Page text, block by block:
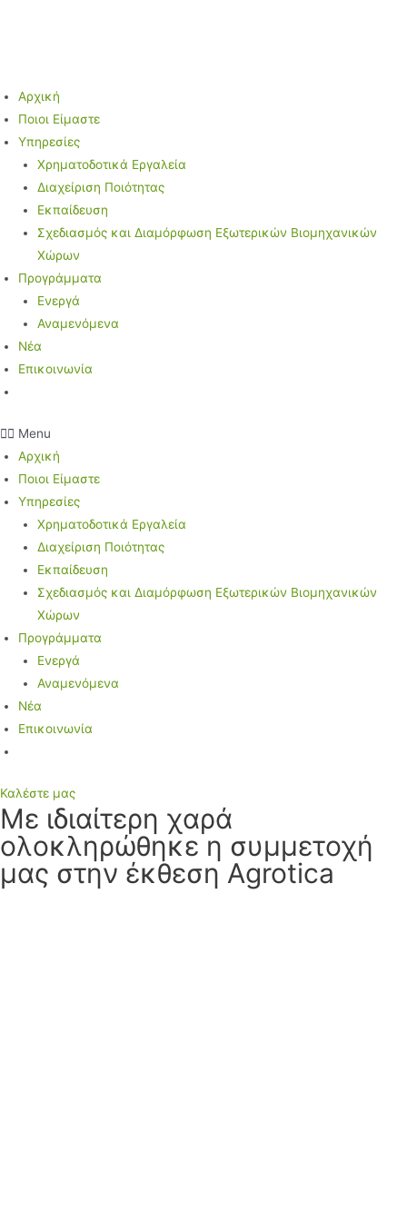
Αρχική
Ποιοι Είμαστε
Υπηρεσίες
Χρηματοδοτικά Εργαλεία
Διαχείριση Ποιότητας
Εκπαίδευση
Σχεδιασμός και Διαμόρφωση Εξωτερικών Βιομηχανικών
Χώρων
Προγράμματα
Ενεργά
Αναμενόμενα
Νέα
Επικοινωνία
Menu
Αρχική
Ποιοι Είμαστε
Υπηρεσίες
Χρηματοδοτικά Εργαλεία
Διαχείριση Ποιότητας
Εκπαίδευση
Σχεδιασμός και Διαμόρφωση Εξωτερικών Βιομηχανικών
Χώρων
Προγράμματα
Ενεργά
Αναμενόμενα
Νέα
Επικοινωνία
Καλέστε μας
Με ιδιαίτερη χαρά
ολοκληρώθηκε η συμμετοχή
μας στην έκθεση Agrotica